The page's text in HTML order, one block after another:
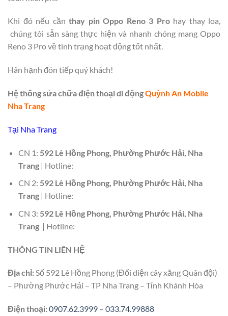
Khi đó nếu cần thay pin Oppo Reno 3 Pro hay thay loa,
chúng tôi sẵn sàng thực hiện và nhanh chóng mang Oppo
Reno 3 Pro về tình trạng hoạt động tốt nhất.
Hân hạnh đón tiếp quý khách!
Hệ thống sửa chữa điện thoại di độngQuỳnh An Mobile
Nha Trang
Tại Nha Trang
CN 1: 592 Lê Hồng Phong, Phường Phước Hải, Nha
Trang| Hotline:
CN 2: 592 Lê Hồng Phong, Phường Phước Hải, Nha
Trang| Hotline:
CN 3: 592 Lê Hồng Phong, Phường Phước Hải, Nha
Trang| Hotline:
THÔNG TIN LIÊN HỆ
Địa chỉ:Số 592 Lê Hồng Phong (Đối diện cây xăng Quân đội)
– Phường Phước Hải – TP Nha Trang – Tỉnh Khánh Hòa
Điện thoại:0907.62.3999 – 033.74.99888